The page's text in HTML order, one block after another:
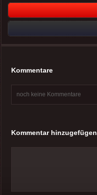
Kommentare
noch keine Kommentare
Kommentar hinzugefügen